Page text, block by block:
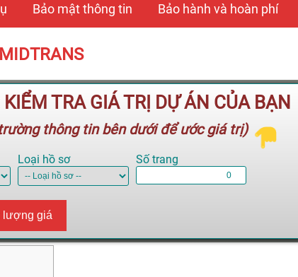
Bảo mật thông tin Bảo hành và hoàn phí
TRA GIÁ TRỊ DỰ ÁN CỦA BẠN
thông tin bên dưới để ước giá trị)
Loại hồ sơ Số trang
lượng giá